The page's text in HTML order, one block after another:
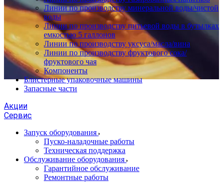
Линии по производству минеральной воды/чистой
воды
Линии по производству питьевой воды в бутылках
емкостью 5 галлонов
Линии по производству уксуса/масла/вина
Линии по производству фруктового сока/
фруктового чая
Компоненты
Блистерные упаковочные машины
Запасные части
Акции
Сервис
Запуск оборудования
Пуско-наладочные работы
Техническая поддержка
Обслуживание оборудования
Гарантийное обслуживание
Ремонтные работы